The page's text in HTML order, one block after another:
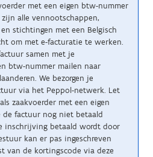
met een eigen btw-nummer
alle vennootschappen,
stichtingen met een Belgisch
om met e-facturatie te werken.
samen met je
btw-nummer mailen naar
We bezorgen je
via het Peppol-netwerk. Let
zaakvoerder met een eigen
de factuur nog niet betaald
inschrijving betaald wordt door
kan er pas ingeschreven
van de kortingscode via deze